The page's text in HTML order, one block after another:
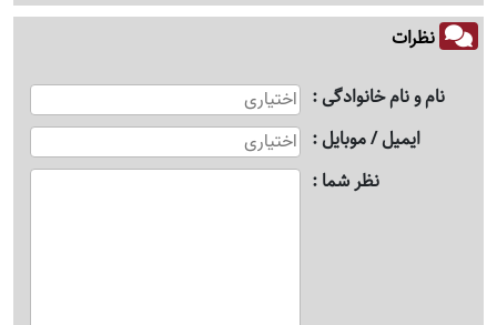
نظرات
نام و نام خانوادگی
ایمیل / موبایل
نظر شما